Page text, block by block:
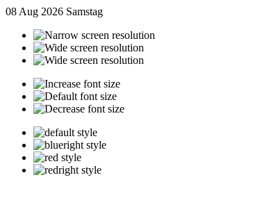
08 Aug 2026 Samstag